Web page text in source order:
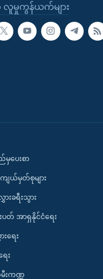
မှုကွန်ယက်များ
ည်မှပေးစာ
ကျယ်မှတ်စုများ
းခရီးသွား
တ် အာရှနိုင်ငံရေး
းရေး
ေး
းကဏ္ဍ